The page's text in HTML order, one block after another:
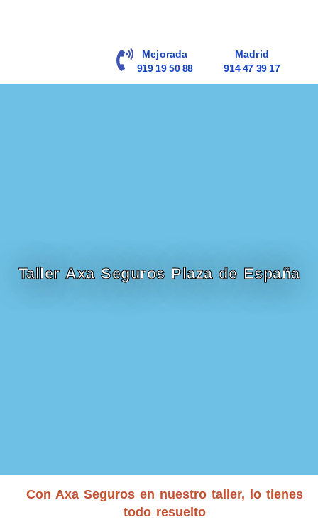
Mejorada
919 19 50 88
Madrid
914 47 39 17
Taller Axa Seguros Plaza de España
Con Axa Seguros en nuestro taller, lo tienes
todo resuelto